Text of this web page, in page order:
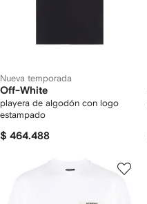
Nueva temporada
Off-White
playera de algodón con logo
estampado
$ 464.488